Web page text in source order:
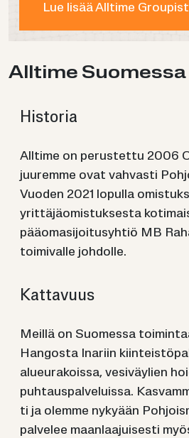
Lue lisää Alltime
All­ti­me Suo­mes­sa
His­to­ria
Alltime on perustettu 2006
juuremme ovat vahvasti
Vuoden 2021 lopulla
yrittäjäomistuksesta
pääomasijoitusyhtiö MB
toimivalle johdolle.
Kat­ta­vuus
Meillä on Suomessa toimi
Hangosta Inariin
alueurakoissa, vesiväylien
puhtauspalveluissa.
ti ja olem­me ny­ky­ään
pal­ve­lee maan­laa­jui­ses­ti